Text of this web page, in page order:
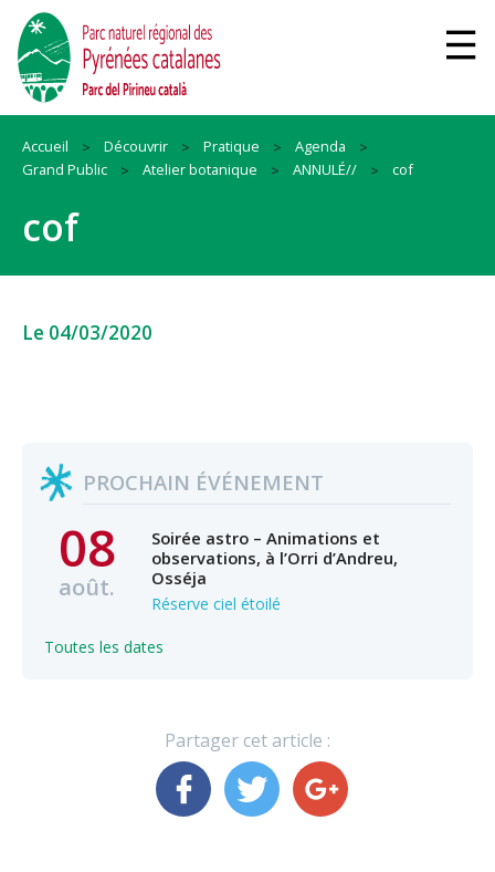
Accueil Découvrir Pratique
Agenda
Grand Public
Atelier botanique ANNULÉ// cof
cof
Le 04/03/2020
PROCHAIN ÉVÉNEMENT
08
août.
Soirée astro – Animations et
observations, à l’Orri d’Andreu,
Osséja
Réserve ciel étoilé
Toutes les dates
Partager cet article :